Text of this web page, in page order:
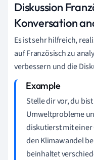
Diskussion
Konversation
Es ist sehr hilfreich,
auf Französisch zu
verbessern und die
Stelle dir vor, du
Umweltprobleme
diskutierst mit einer
den Klimawandel
beinhaltet